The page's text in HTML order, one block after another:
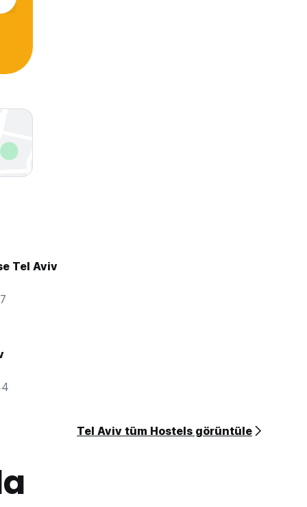
Tel Aviv
Tel Aviv tüm Hostels görüntüle